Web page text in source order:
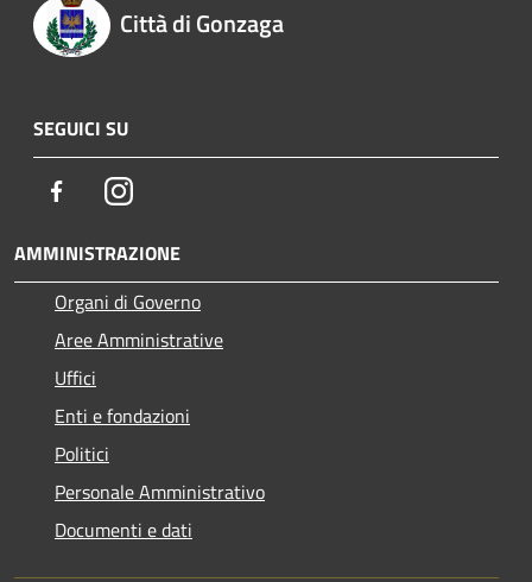
Città di Gonzaga
SEGUICI SU
FacebookInstagram
AMMINISTRAZIONE
Organi di Governo
Aree Amministrative
Uffici
Enti e fondazioni
Politici
Personale Amministrativo
Documenti e dati